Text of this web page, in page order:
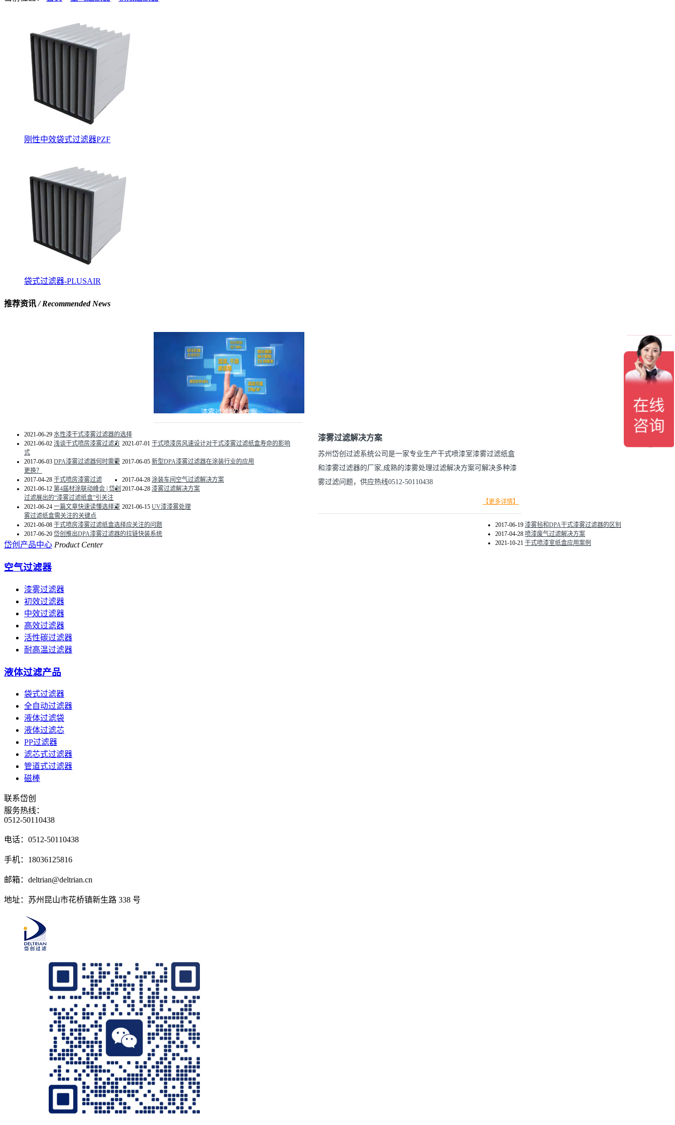
刚性中效袋式过滤器PZF
袋式过滤器-PLUSAIR
推荐资讯/ Recommended News
漆雾过滤解决方案
漆雾过滤解决方案
苏州岱创过滤系统公司是一家专业生产干式喷漆室漆雾过滤纸盒
和漆雾过滤器的厂家,成熟的漆雾处理过滤解决方案可解决多种漆
雾过滤问题，供应热线0512-50110438
【更多详情】
2021-06-29 水性漆干式漆雾过滤器的选择
2021-07-01 干式喷漆房风速设计对干式漆雾过滤纸盒寿命的影响
2021-06-02 浅谈干式喷房漆雾过滤方
式
2017-06-05 新型DPA漆雾过滤器在涂装行业的应用
2017-06-03 DPA漆雾过滤器何时需要
更换？
2017-04-28 涂装车间空气过滤解决方案
2017-04-28 干式喷房漆雾过滤
2017-04-28 漆雾过滤解决方案
2021-06-12 第4届材涂联动峰会 | 岱创
过滤展出的“漆雾过滤纸盒”引关注
2021-06-15 UV漆漆雾处理
2021-06-24 一篇文章快速读懂选择漆
雾过滤纸盒需关注的关键点
2017-06-19 漆雾毡和DPA干式漆雾过滤器的区别
2021-06-08 干式喷房漆雾过滤纸盒选择应关注的问题
2017-04-28 喷漆废气过滤解决方案
2017-06-20 岱创推出DPA漆雾过滤器的拉链快装系统
2021-10-21 干式喷漆室纸盒应用案例
岱创产品中心 Product Center
空气过滤器
漆雾过滤器
初效过滤器
中效过滤器
高效过滤器
活性碳过滤器
耐高温过滤器
液体过滤产品
袋式过滤器
全自动过滤器
液体过滤袋
液体过滤芯
PP过滤器
滤芯式过滤器
管道式过滤器
磁棒
联系岱创
服务热线：
0512-50110438
电话： 0512-50110438
手机： 18036125816
邮箱： deltrian@deltrian.cn
地址： 苏州昆山市花桥镇新生路 338 号